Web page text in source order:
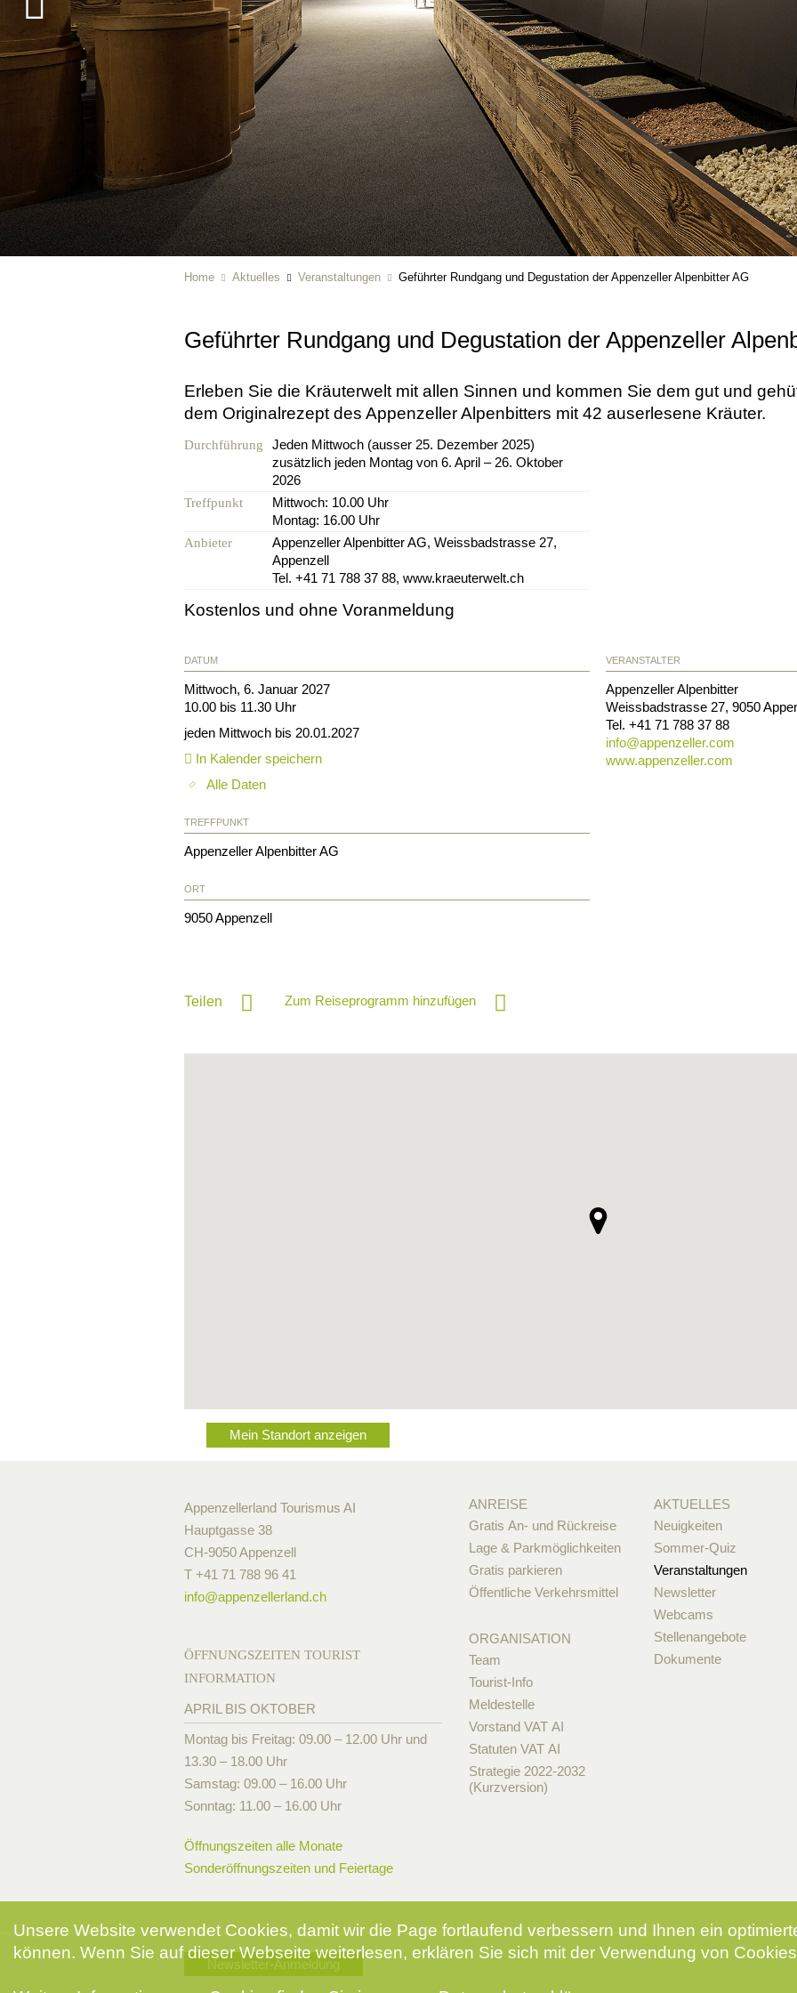
Home Aktuelles Veranstaltungen Geführter Rundgang und Degustation der Appenzeller Alpenbitter AG
Geführter Rundgang und Degustation der Appenzeller
Erleben Sie die Kräuterwelt mit allen Sinnen und kommen Sie dem gut und
dem Originalrezept des Appenzeller Alpenbitters mit 42 auserlesene Kräuter.
Durchführung
Jeden Mittwoch (ausser 25. Dezember 2025)
zusätzlich jeden Montag von 6. April – 26. Oktober
2026
Treffpunkt
Mittwoch: 10.00 Uhr
Montag: 16.00 Uhr
Anbieter
Appenzeller Alpenbitter AG, Weissbadstrasse 27,
Appenzell
Tel. +41 71 788 37 88, www.kraeuterwelt.ch
Kostenlos und ohne Voranmeldung
DATUM
Mittwoch, 6. Januar 2027
10.00 bis 11.30 Uhr
jeden Mittwoch bis 20.01.2027
In Kalender speichern
Alle Daten
TREFFPUNKT
Appenzeller Alpenbitter AG
ORT
9050Appenzell
VERANSTALTER
Appenzeller Alpenbitter
Weissbadstrasse 27,9050
Tel.+41 71 788 37 88
info@appenzeller.com
www.appenzeller.com
Teilen Zum Reiseprogramm hinzufügen
Mein Standort anzeigen
Appenzellerland Tourismus AI
Hauptgasse 38
CH-9050 Appenzell
T +41 71 788 96 41
info@appenzellerland.ch
ÖFFNUNGSZEITEN TOURIST
INFORMATION
APRIL BIS OKTOBER
Montag bis Freitag: 09.00 – 12.00 Uhr und
13.30 – 18.00 Uhr
Samstag: 09.00 – 16.00 Uhr
Sonntag: 11.00 – 16.00 Uhr
Öffnungszeiten alle Monate
Sonderöffnungszeiten und Feiertage
ANREISE
Gratis An- und Rückreise
Lage & Parkmöglichkeiten
Gratis parkieren
Öffentliche Verkehrsmittel
ORGANISATION
Team
Tourist-Info
Meldestelle
Vorstand VAT AI
Statuten VAT AI
Strategie 2022-2032
(Kurzversion)
AKTUELLES
Neuigkeiten
Sommer-Quiz
Veranstaltungen
Newsletter
Webcams
Stellenangebote
Dokumente
Newsletter-Anmeldung
Unsere Website verwendet Cookies, damit wir die Page fortlaufend verbessern und Ihnen ein
können. Wenn Sie auf dieser Webseite weiterlesen, erklären Sie sich mit der Verwendung von